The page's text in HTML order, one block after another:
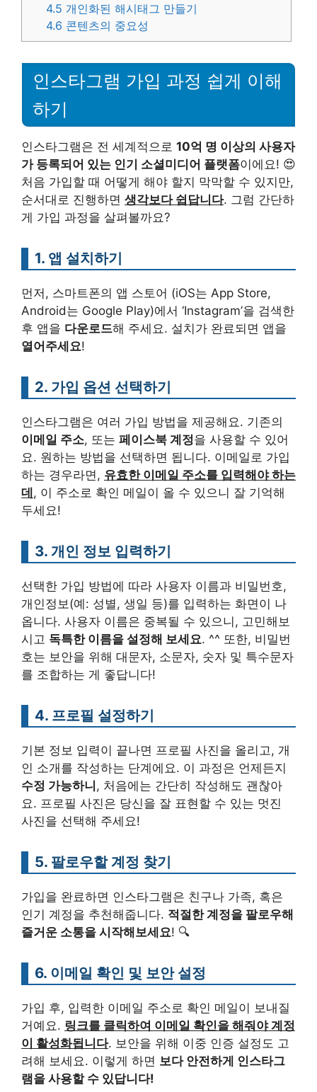
4.5 개인화된 해시태그 만들기
4.6 콘텐츠의 중요성
인스타그램 가입 과정 쉽게 이해
하기
인스타그램은 전 세계적으로 10억 명 이상의 사용자
가 등록되어 있는 인기 소셜미디어 플랫폼이에요! 😍
처음 가입할 때 어떻게 해야 할지 막막할 수 있지만,
순서대로 진행하면 생각보다 쉽답니다. 그럼 간단하
게 가입 과정을 살펴볼까요?
1. 앱 설치하기
먼저, 스마트폰의 앱 스토어 (iOS는 App Store,
Android는 Google Play)에서 ‘Instagram’을 검색한
후 앱을 다운로드해 주세요. 설치가 완료되면 앱을
열어주세요!
2. 가입 옵션 선택하기
인스타그램은 여러 가입 방법을 제공해요. 기존의
이메일 주소, 또는 페이스북 계정을 사용할 수 있어
요. 원하는 방법을 선택하면 됩니다. 이메일로 가입
하는 경우라면, 유효한 이메일 주소를 입력해야 하는
데, 이 주소로 확인 메일이 올 수 있으니 잘 기억해
두세요!
3. 개인 정보 입력하기
선택한 가입 방법에 따라 사용자 이름과 비밀번호,
개인정보(예: 성별, 생일 등)를 입력하는 화면이 나
옵니다. 사용자 이름은 중복될 수 있으니, 고민해보
시고 독특한 이름을 설정해 보세요. ^^ 또한, 비밀번
호는 보안을 위해 대문자, 소문자, 숫자 및 특수문자
를 조합하는 게 좋답니다!
4. 프로필 설정하기
기본 정보 입력이 끝나면 프로필 사진을 올리고, 개
인 소개를 작성하는 단계에요. 이 과정은 언제든지
수정 가능하니, 처음에는 간단히 작성해도 괜찮아
요. 프로필 사진은 당신을 잘 표현할 수 있는 멋진
사진을 선택해 주세요!
5. 팔로우할 계정 찾기
가입을 완료하면 인스타그램은 친구나 가족, 혹은
인기 계정을 추천해줍니다. 적절한 계정을 팔로우해
즐거운 소통을 시작해보세요! 🔍
6. 이메일 확인 및 보안 설정
가입 후, 입력한 이메일 주소로 확인 메일이 보내질
거예요. 링크를 클릭하여 이메일 확인을 해줘야 계정
이 활성화됩니다. 보안을 위해 이중 인증 설정도 고
려해 보세요. 이렇게 하면 보다 안전하게 인스타그
램을 사용할 수 있답니다!